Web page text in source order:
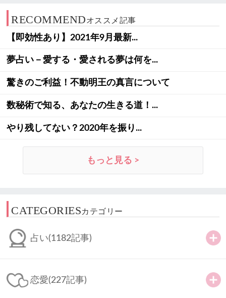
RECOMMENDオススメ記事
【即効性あり】2021年9月最新...
夢占い－愛する・愛される夢は何を...
驚きのご利益！不動明王の真言について
数秘術で知る、あなたの生きる道！...
やり残してない？2020年を振り...
もっと見る >
CATEGORIESカテゴリー
占い(1182記事)
恋愛(227記事)